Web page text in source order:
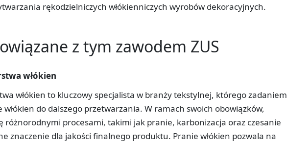
rękodzielniczych włókienniczych wyrobów dekoracyjnych.
z tym zawodem ZUS
włókien
włókien to kluczowy specjalista w branży tekstylnej, którego zadaniem
do dalszego przetwarzania. W ramach swoich obowiązków,
różnorodnymi procesami, takimi jak pranie, karbonizacja oraz czesanie
znaczenie dla jakości finalnego produktu. Pranie włókien pozwala na